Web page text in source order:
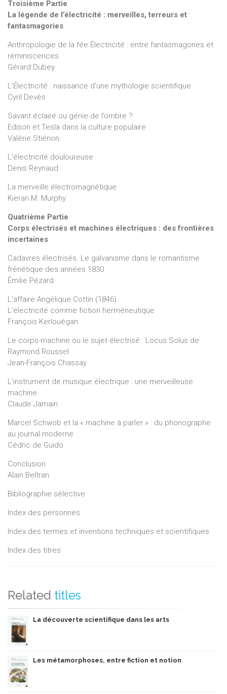
Troisième Partie
La légende de l’électricité : merveilles, terreurs et
fantasmagories
Anthropologie de la fée Électricité : entre fantasmagories et
réminiscences
Gérard Dubey
L’Électricité : naissance d’une mythologie scientifique
Cyril Devès
Savant éclairé ou génie de l’ombre ?
Edison et Tesla dans la culture populaire
Valérie Stiénon
L’électricité douloureuse
Denis Reynaud
La merveille électromagnétique
Kieran M. Murphy
Quatrième Partie
Corps électrisés et machines électriques : des frontières
incertaines
Cadavres électrisés. Le galvanisme dans le romantisme
frénétique des années 1830
Émilie Pézard
L’affaire Angélique Cottin (1846).
L’électricité comme fiction herméneutique
François Kerlouégan
Le corps-machine ou le sujet électrisé : Locus Solus de
Raymond Roussel
Jean-François Chassay
L’instrument de musique électrique : une merveilleuse
machine
Claude Jamain
Marcel Schwob et la « machine à parler » : du phonographe
au journal moderne
Cédric de Guido
Conclusion
Alain Beltran
Bibliographie sélective
Index des personnes
Index des termes et inventions techniques et scientifiques
Index des titres
Related titles
La découverte scientifique dans les arts
Les métamorphoses, entre fiction et notion